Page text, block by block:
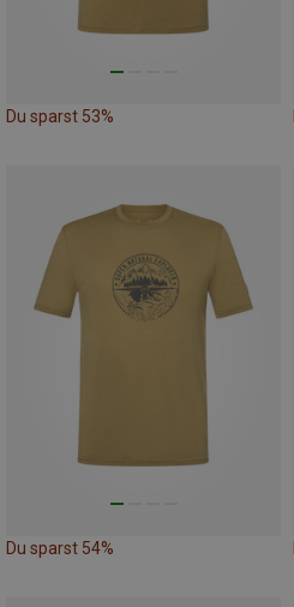
Du sparst 53%
Du sparst 54%